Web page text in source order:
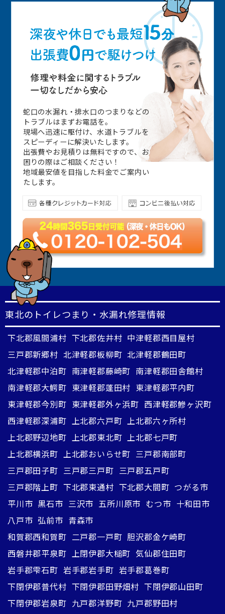
蛇口の水漏れ・排水口のつまりなどの
トラブルはまずお電話を。
現場へ迅速に駆付け、水道トラブルを
スピーディーに解決いたします。
出張費やお見積りは無料ですので、お
困りの際はご相談ください！
地域最安値を目指した料金でご案内い
たします。
東北のトイレつまり・水漏れ修理情報
下北郡風間浦村 下北郡佐井村 中津軽郡西目屋村
三戸郡新郷村 北津軽郡板柳町 北津軽郡鶴田町
北津軽郡中泊町 南津軽郡藤崎町 南津軽郡田舎館村
南津軽郡大鰐町 東津軽郡蓬田村 東津軽郡平内町
東津軽郡今別町 東津軽郡外ヶ浜町 西津軽郡鰺ヶ沢町
西津軽郡深浦町 上北郡六戸町 上北郡六ヶ所村
上北郡野辺地町 上北郡東北町 上北郡七戸町
上北郡横浜町 上北郡おいらせ町 三戸郡南部町
三戸郡田子町 三戸郡三戸町 三戸郡五戸町
三戸郡階上町 下北郡東通村 下北郡大間町 つがる市
平川市 黒石市 三沢市 五所川原市 むつ市 十和田市
八戸市 弘前市 青森市
和賀郡西和賀町 二戸郡一戸町 胆沢郡金ケ崎町
西磐井郡平泉町 上閉伊郡大槌町 気仙郡住田町
岩手郡雫石町 岩手郡岩手町 岩手郡葛巻町
下閉伊郡普代村 下閉伊郡田野畑村 下閉伊郡山田町
下閉伊郡岩泉町 九戸郡洋野町 九戸郡野田村